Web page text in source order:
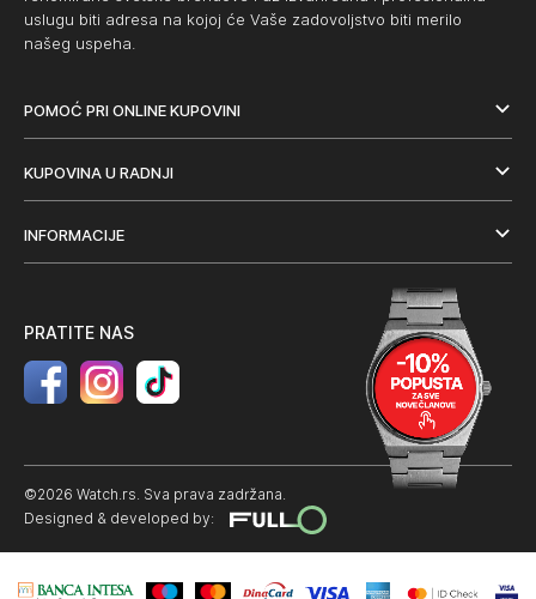
uslugu biti adresa na kojoj će Vaše zadovoljstvo biti merilo
našeg uspeha.
POMOĆ PRI ONLINE KUPOVINI
KUPOVINA U RADNJI
INFORMACIJE
PRATITE NAS
©2026 Watch.rs. Sva prava zadržana.
Designed & developed by: